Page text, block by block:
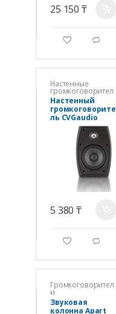
25 150 ₸
g d
Настенные
громкоговорител
и
Настенный
громкоговорите
ль CVGaudio
OSR508TBL,
32W(100V), IP65
5 380 ₸
g d
Громкоговорител
и
Звуковая
колонна Apart